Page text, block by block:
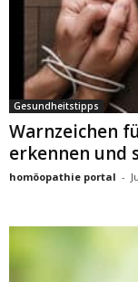
Gesundheitstipps
Warnzeichen
erkennen und
homöopathie portal -